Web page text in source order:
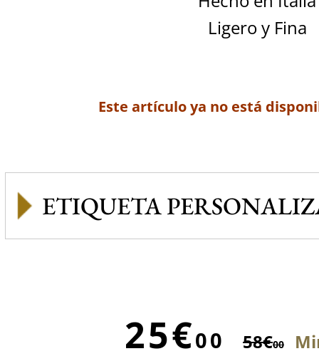
Ligero y Fina
Este artículo ya no está
ETIQUETA
25€00 58€00